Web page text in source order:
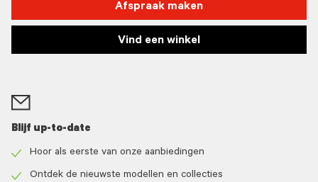
Afspraak maken
Vind een winkel
Blijf up-to-date
icon
Hoor als eerste van onze aanbiedingen
Ontdek de nieuwste modellen en collecties